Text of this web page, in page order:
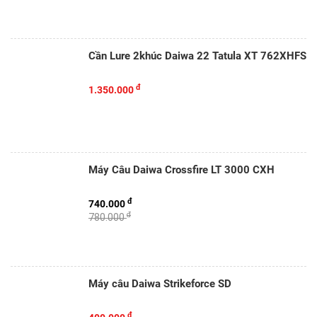
Cần Lure 2khúc Daiwa 22 Tatula XT 762XHFS
1.350.000 đ
Máy Câu Daiwa Crossfire LT 3000 CXH
780.000đ
740.000 đ
Máy câu Daiwa Strikeforce SD
đ